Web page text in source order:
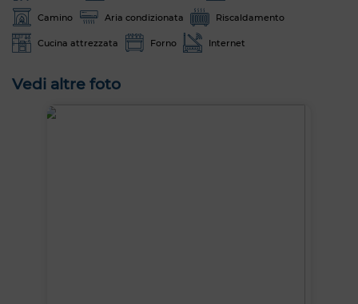
Camino Aria condizionata Riscaldamento
Cucina attrezzata Forno Internet
Vedi altre foto